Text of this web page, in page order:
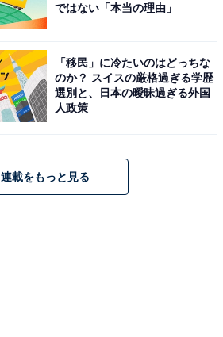
ではない「本当の理由」
「移民」に冷たいのはどっちな
のか？ スイスの厳格過ぎる学歴
選別と、日本の曖昧過ぎる外国
人政策
連載をもっと見る